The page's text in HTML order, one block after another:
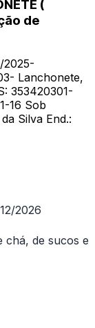
(
de
2025-
Lanchonete,
353420301-
16 Sob
Silva End.:
2026
chá, de sucos e